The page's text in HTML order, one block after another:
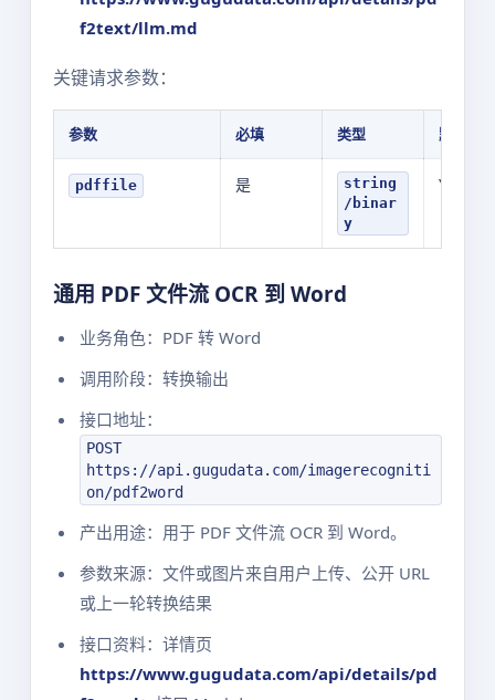
f2text/llm.md
关键请求参数：
参数 必填 类型 默认值
pdffile 是
string
/binar
y
通用 PDF 文件流 OCR 到 Word
业务角色：PDF 转 Word
调用阶段：转换输出
接口地址：
POST
https://api.gugudata.com/imagerecogniti
on/pdf2word
产出用途：用于 PDF 文件流 OCR 到 Word。
参数来源：文件或图片来自用户上传、公开 URL
或上一轮转换结果
接口资料：详情页
https://www.gugudata.com/api/details/pd